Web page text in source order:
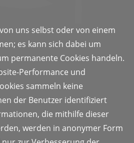
uns selbst oder von einem
es kann sich dabei um
permanente Cookies handeln.
Performance und
sammeln keine
der Benutzer identifiziert
die mithilfe dieser
werden in anonymer Form